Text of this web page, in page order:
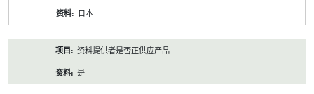
日本
资料提供者是否正供应产品
是